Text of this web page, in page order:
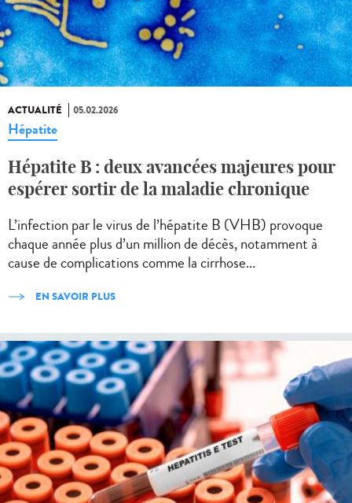
ACTUALITÉ 05.02.2026
Hépatite
Hépatite B : deux avancées majeures pour
espérer sortir de la maladie chronique
L’infection par le virus de l’hépatite B (VHB) provoque
chaque année plus d’un million de décès, notamment à
cause de complications comme la cirrhose...
EN SAVOIR PLUS